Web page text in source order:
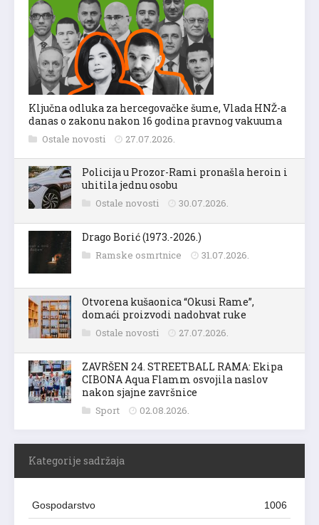
Ključna odluka za hercegovačke šume, Vlada HNŽ-a
danas o zakonu nakon 16 godina pravnog vakuuma
Ostale novosti 27.07.2026.
Policija u Prozor-Rami pronašla heroin i
uhitila jednu osobu
Ostale novosti 30.07.2026.
Drago Borić (1973.-2026.)
Ramske osmrtnice 31.07.2026.
Otvorena kušaonica “Okusi Rame”,
domaći proizvodi nadohvat ruke
Ostale novosti 27.07.2026.
ZAVRŠEN 24. STREETBALL RAMA: Ekipa
CIBONA Aqua Flamm osvojila naslov
nakon sjajne završnice
Sport 02.08.2026.
Kategorije sadržaja
Gospodarstvo 1006